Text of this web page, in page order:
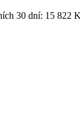
30 dní: 15 822